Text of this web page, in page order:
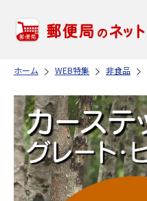
ホーム WEB特集 非食品